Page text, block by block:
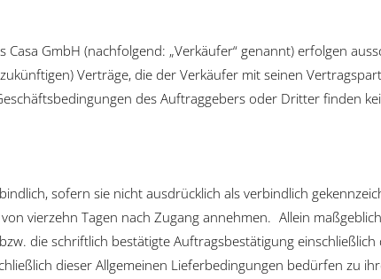
GmbH (nachfolgend: „Verkäufer“ genannt) erfolgen
Verträge, die der Verkäufer mit seinen
des Auftraggebers oder Dritter finden
sofern sie nicht ausdrücklich als verbindlich
vierzehn Tagen nach Zugang annehmen. Allein
die schriftlich bestätigte Auftragsbestätigung
dieser Allgemeinen Lieferbedingungen bedürfen zu